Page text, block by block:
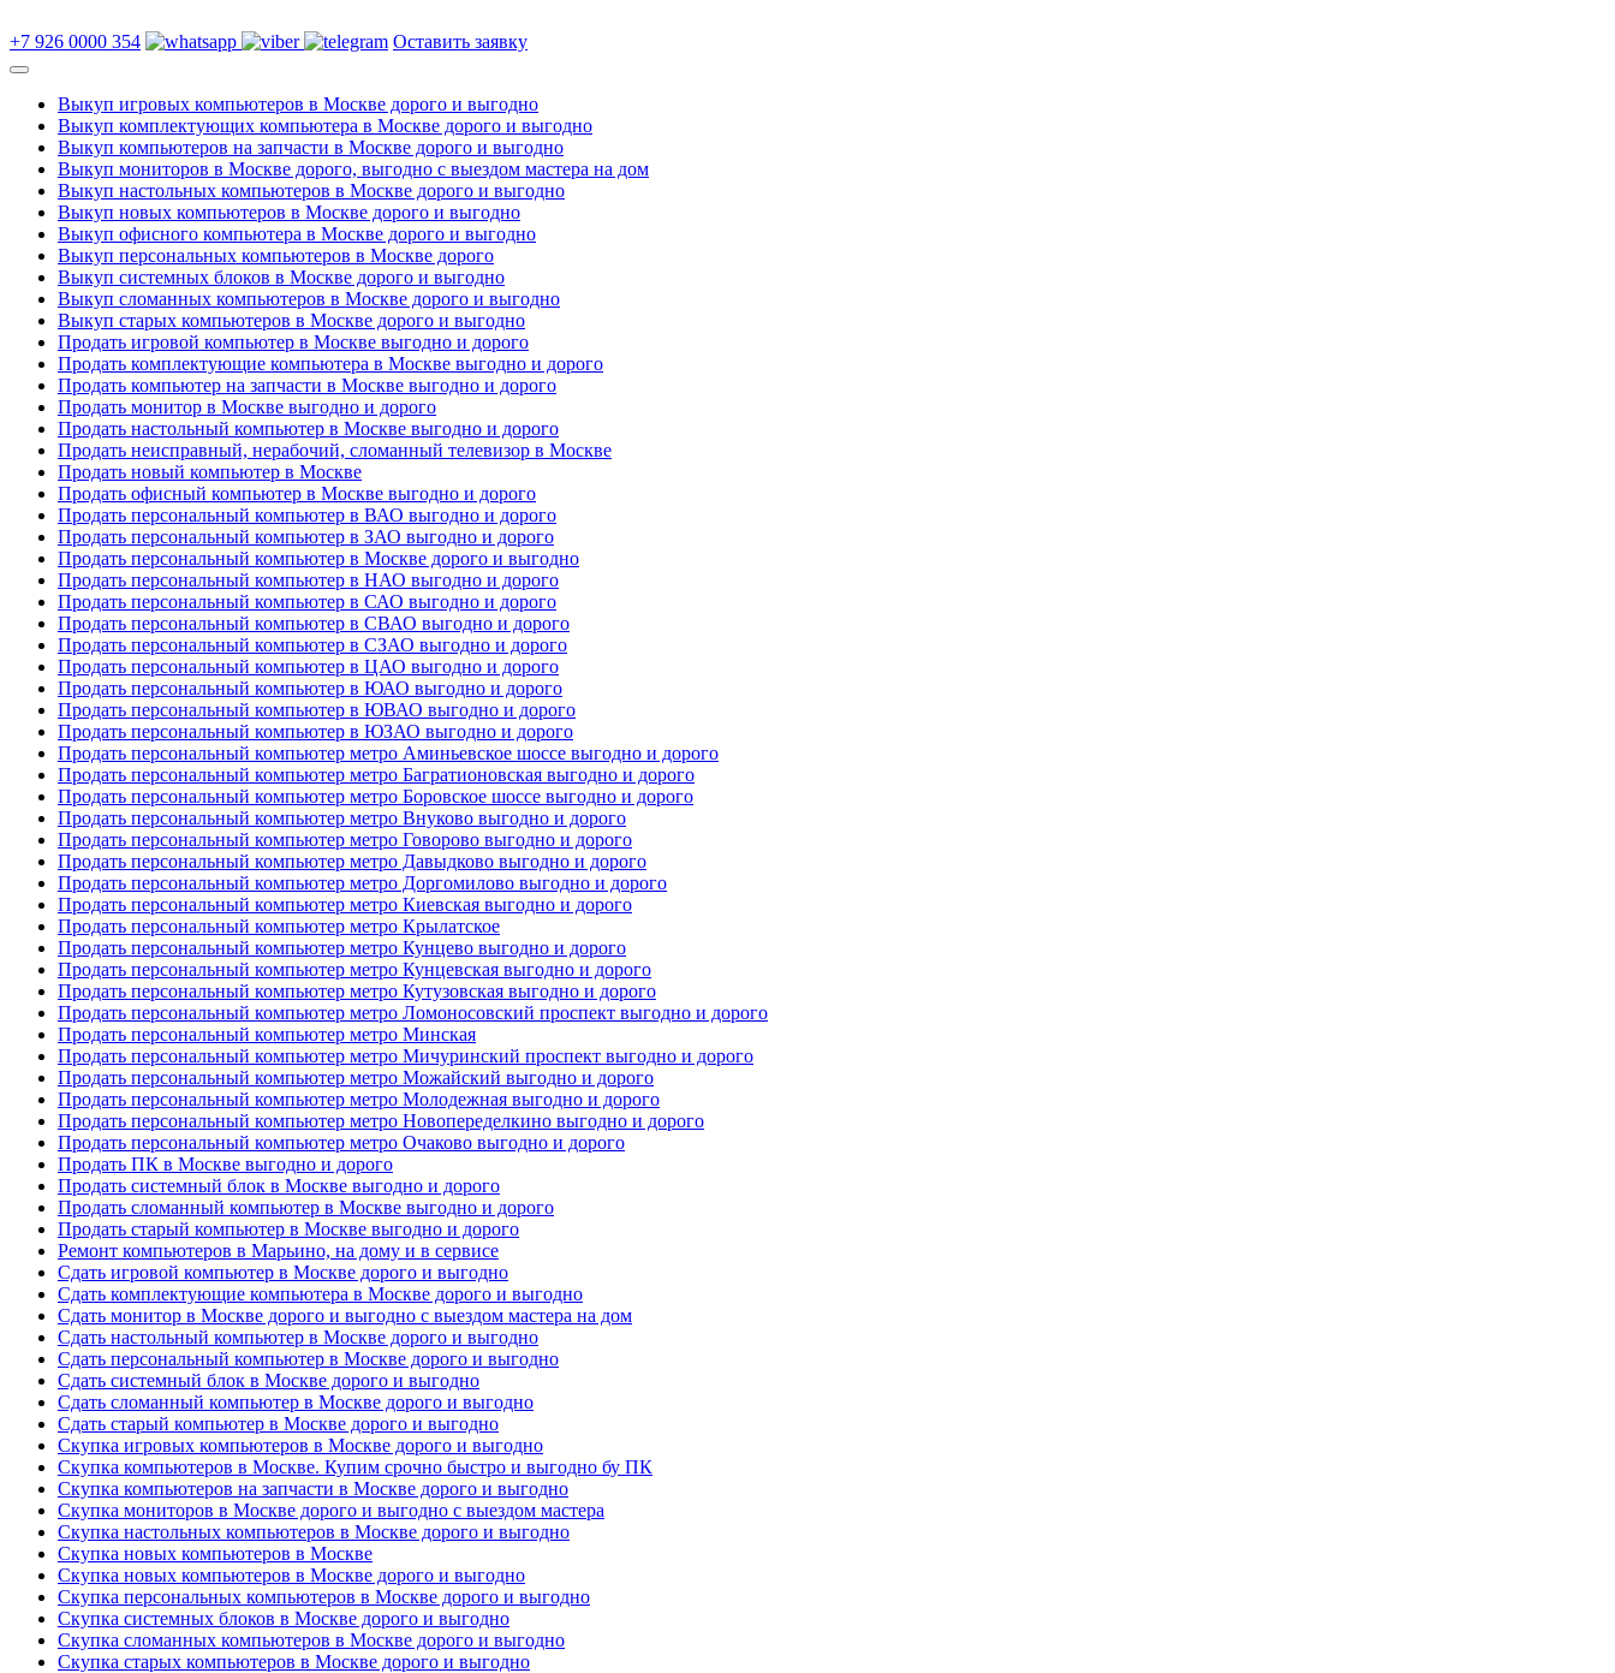
+7 926 0000 354 Оставить заявку
Выкуп игровых компьютеров в Москве дорого и выгодно
Выкуп комплектующих компьютера в Москве дорого и выгодно
Выкуп компьютеров на запчасти в Москве дорого и выгодно
Выкуп мониторов в Москве дорого, выгодно с выездом мастера на дом
Выкуп настольных компьютеров в Москве дорого и выгодно
Выкуп новых компьютеров в Москве дорого и выгодно
Выкуп офисного компьютера в Москве дорого и выгодно
Выкуп персональных компьютеров в Москве дорого
Выкуп системных блоков в Москве дорого и выгодно
Выкуп сломанных компьютеров в Москве дорого и выгодно
Выкуп старых компьютеров в Москве дорого и выгодно
Продать игровой компьютер в Москве выгодно и дорого
Продать комплектующие компьютера в Москве выгодно и дорого
Продать компьютер на запчасти в Москве выгодно и дорого
Продать монитор в Москве выгодно и дорого
Продать настольный компьютер в Москве выгодно и дорого
Продать неисправный, нерабочий, сломанный телевизор в Москве
Продать новый компьютер в Москве
Продать офисный компьютер в Москве выгодно и дорого
Продать персональный компьютер в ВАО выгодно и дорого
Продать персональный компьютер в ЗАО выгодно и дорого
Продать персональный компьютер в Москве дорого и выгодно
Продать персональный компьютер в НАО выгодно и дорого
Продать персональный компьютер в САО выгодно и дорого
Продать персональный компьютер в СВАО выгодно и дорого
Продать персональный компьютер в СЗАО выгодно и дорого
Продать персональный компьютер в ЦАО выгодно и дорого
Продать персональный компьютер в ЮАО выгодно и дорого
Продать персональный компьютер в ЮВАО выгодно и дорого
Продать персональный компьютер в ЮЗАО выгодно и дорого
Продать персональный компьютер метро Аминьевское шоссе выгодно и дорого
Продать персональный компьютер метро Багратионовская выгодно и дорого
Продать персональный компьютер метро Боровское шоссе выгодно и дорого
Продать персональный компьютер метро Внуково выгодно и дорого
Продать персональный компьютер метро Говорово выгодно и дорого
Продать персональный компьютер метро Давыдково выгодно и дорого
Продать персональный компьютер метро Доргомилово выгодно и дорого
Продать персональный компьютер метро Киевская выгодно и дорого
Продать персональный компьютер метро Крылатское
Продать персональный компьютер метро Кунцево выгодно и дорого
Продать персональный компьютер метро Кунцевская выгодно и дорого
Продать персональный компьютер метро Кутузовская выгодно и дорого
Продать персональный компьютер метро Ломоносовский проспект выгодно и дорого
Продать персональный компьютер метро Минская
Продать персональный компьютер метро Мичуринский проспект выгодно и дорого
Продать персональный компьютер метро Можайский выгодно и дорого
Продать персональный компьютер метро Молодежная выгодно и дорого
Продать персональный компьютер метро Новопеределкино выгодно и дорого
Продать персональный компьютер метро Очаково выгодно и дорого
Продать ПК в Москве выгодно и дорого
Продать системный блок в Москве выгодно и дорого
Продать сломанный компьютер в Москве выгодно и дорого
Продать старый компьютер в Москве выгодно и дорого
Ремонт компьютеров в Марьино, на дому и в сервисе
Сдать игровой компьютер в Москве дорого и выгодно
Сдать комплектующие компьютера в Москве дорого и выгодно
Сдать монитор в Москве дорого и выгодно с выездом мастера на дом
Сдать настольный компьютер в Москве дорого и выгодно
Сдать персональный компьютер в Москве дорого и выгодно
Сдать системный блок в Москве дорого и выгодно
Сдать сломанный компьютер в Москве дорого и выгодно
Сдать старый компьютер в Москве дорого и выгодно
Скупка игровых компьютеров в Москве дорого и выгодно
Скупка компьютеров в Москве. Купим срочно быстро и выгодно бу ПК
Скупка компьютеров на запчасти в Москве дорого и выгодно
Скупка мониторов в Москве дорого и выгодно с выездом мастера
Скупка настольных компьютеров в Москве дорого и выгодно
Скупка новых компьютеров в Москве
Скупка новых компьютеров в Москве дорого и выгодно
Скупка персональных компьютеров в Москве дорого и выгодно
Скупка системных блоков в Москве дорого и выгодно
Скупка сломанных компьютеров в Москве дорого и выгодно
Скупка старых компьютеров в Москве дорого и выгодно